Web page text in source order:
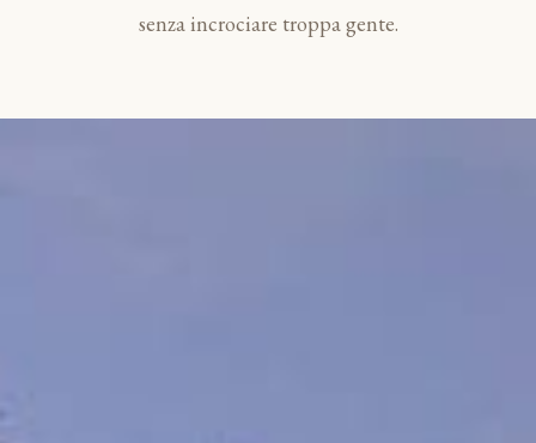
senza incrociare troppa gente.